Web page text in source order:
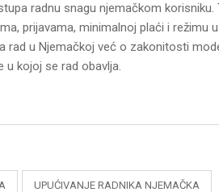
radnu snagu njemačkom korisniku.
prijavama, minimalnoj plaći i režimu
rad u Njemačkoj već o zakonitosti
u kojoj se rad obavlja.
UPUĆIVANJE RADNIKA NJEMAČKA